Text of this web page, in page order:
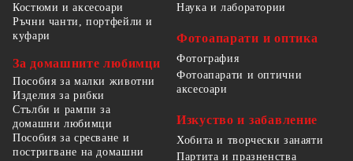
Костюми и аксесоари
Ръчни чанти, портфейли и
куфари
За домашните любимци
Пособия за малки животни
Изделия за рибки
Стълби и рампи за
домашни любимци
Пособия за сресване и
постригване на домашни
Наука и лаборатории
Фотоапарати и оптика
Фотография
Фотоапарати и оптични
аксесоари
Изкуство и забавление
Хобита и творчески занаяти
Партита и празненства